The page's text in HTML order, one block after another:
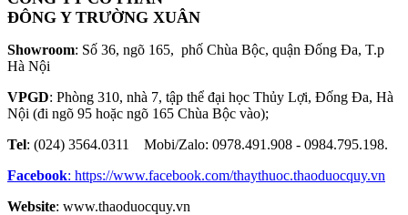
ĐÔNG Y TRƯỜNG XUÂN
Showroom: Số 36, ngõ 165, phố Chùa Bộc, quận Đống Đa, T.p
Hà Nội
VPGD: Phòng 310, nhà 7, tập thể đại học Thủy Lợi, Đống Đa, Hà
Nội (đi ngõ 95 hoặc ngõ 165 Chùa Bộc vào);
Tel: (024) 3564.0311 Mobi/Zalo: 0978.491.908 - 0984.795.198.
Facebook: https://www.facebook.com/thaythuoc.thaoduocquy.vn
Website: www.thaoduocquy.vn